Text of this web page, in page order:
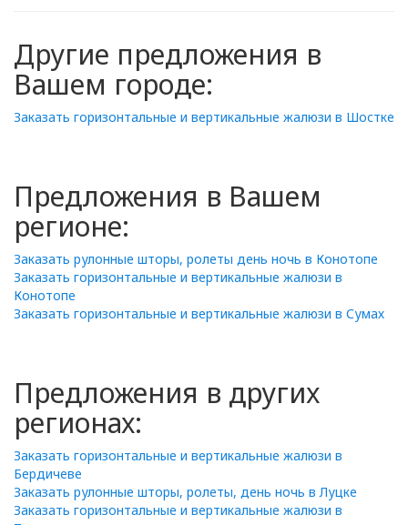
Другие предложения в
Вашем городе:
Заказать горизонтальные и вертикальные жалюзи в Шостке
Предложения в Вашем
регионе:
Заказать рулонные шторы, ролеты день ночь в Конотопе
Заказать горизонтальные и вертикальные жалюзи в
Конотопе
Заказать горизонтальные и вертикальные жалюзи в Сумах
Предложения в других
регионах:
Заказать горизонтальные и вертикальные жалюзи в
Бердичеве
Заказать рулонные шторы, ролеты, день ночь в Луцке
Заказать горизонтальные и вертикальные жалюзи в